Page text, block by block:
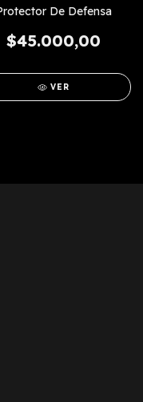
De Defensa
$45.000,00
VER